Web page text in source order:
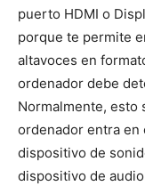
puerto HDMI o
porque te permite
altavoces en
ordenador debe
Normalmente, esto
ordenador entra en
dispositivo de
dispositivo de